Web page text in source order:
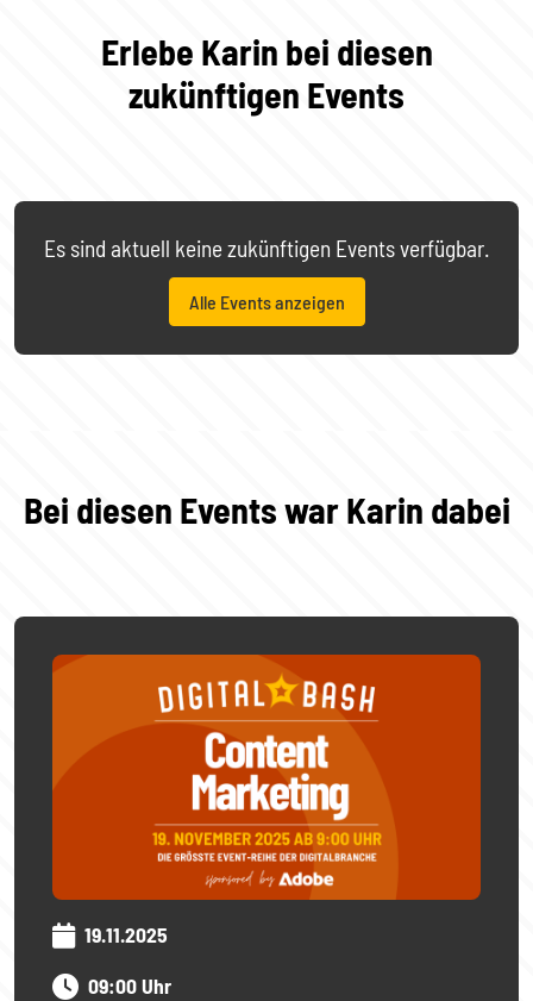
Erlebe Karin bei diesen
zukünftigen Events
Es sind aktuell keine zukünftigen Events verfügbar.
Alle Events anzeigen
Bei diesen Events war Karin dabei
19.11.2025
09:00 Uhr